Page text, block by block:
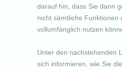
darauf hin, dass Sie dann
nicht sämtliche Funktionen
vollumfänglich nutzen
Unter den nachstehenden
sich informieren, wie Sie